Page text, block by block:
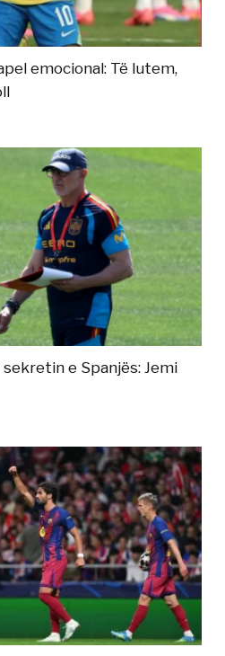
emocional: Të lutem,
e Spanjës: Jemi